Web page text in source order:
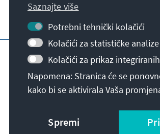
Posjetite također
Početna stranica KAS-a
Zaštita podataka
Uvjeti
Declaration on accessibility
© Konrad-Adenauer-Stiftung
Saznajte više
Potrebni tehnički kolačići
Kolačići za statističke analize
Kolačići za prikaz
Napomena: Stranica će se
kako bi se aktivirala Vaša
Spremi